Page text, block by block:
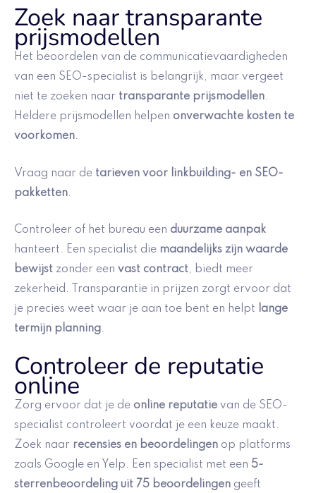
Zoek naar transparante
prijsmodellen
Het beoordelen van de communicatievaardigheden
van een SEO-specialist is belangrijk, maar vergeet
niet te zoeken naar transparante prijsmodellen.
Heldere prijsmodellen helpen onverwachte kosten te
voorkomen.
Vraag naar de tarieven voor linkbuilding- en SEO-
pakketten.
Controleer of het bureau een duurzame aanpak
hanteert. Een specialist die maandelijks zijn waarde
bewijst zonder een vast contract, biedt meer
zekerheid. Transparantie in prijzen zorgt ervoor dat
je precies weet waar je aan toe bent en helpt lange
termijn planning.
Controleer de reputatie
online
Zorg ervoor dat je de online reputatie van de SEO-
specialist controleert voordat je een keuze maakt.
Zoek naar recensies en beoordelingen op platforms
zoals Google en Yelp. Een specialist met een 5-
sterrenbeoordeling uit 75 beoordelingen geeft